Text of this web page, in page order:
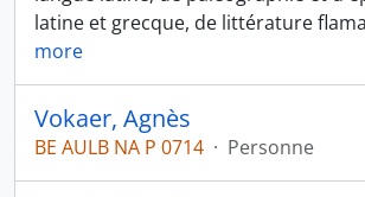
latine et grecque, de littérature
more
Vokaer, Agnès
BE AULB NA P 0714 · Personne